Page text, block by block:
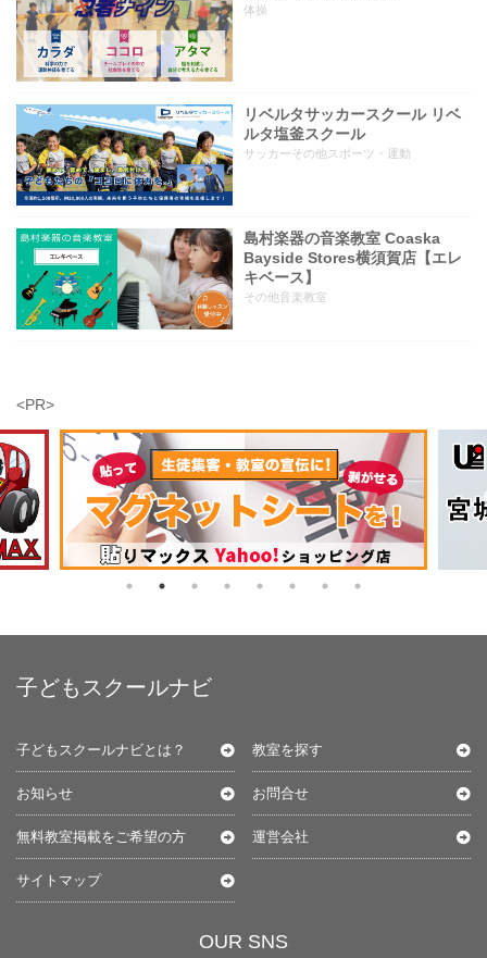
体操
リベルタサッカースクール リベ
ルタ塩釜スクール
サッカーその他スポーツ・運動
島村楽器の音楽教室 Coaska
Bayside Stores横須賀店【エレ
キベース】
その他音楽教室
<PR>
子どもスクールナビ
子どもスクールナビとは？ 教室を探す
お知らせ お問合せ
無料教室掲載をご希望の方 運営会社
サイトマップ
OUR SNS